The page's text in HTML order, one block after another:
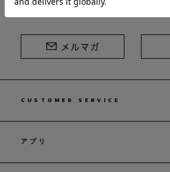
CUSTOMER SERVICE
アプリ